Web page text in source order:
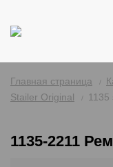
Главная страница
Stailer Original
1135-2211